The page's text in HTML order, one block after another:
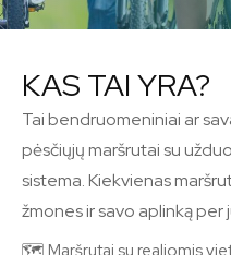
KAS TAI YRA?
Tai bendruomeniniai ar
pėsčiųjų maršrutai su
sistema. Kiekvienas
žmones ir savo aplinką per
🗺 Maršrutai su realiomis